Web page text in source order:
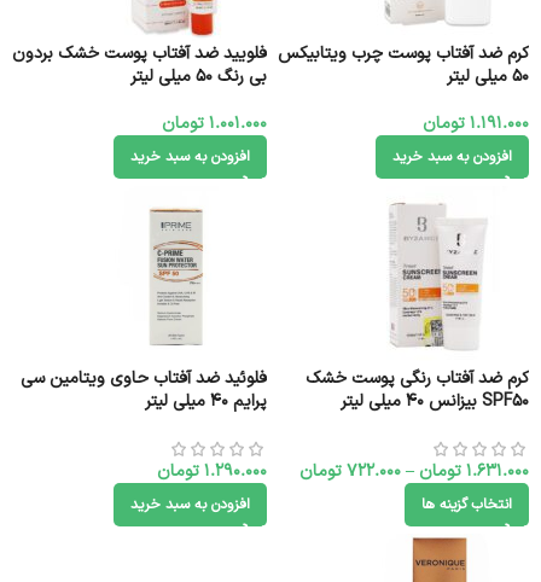
کرم ضد آفتاب پوست چرب ویتابیکس
50 میلی لیتر
1.191.000تومان
افزودن به سبد خرید
فلویید ضد آفتاب پوست خشک بردون
بی رنگ 50 میلی لیتر
1.001.000تومان
افزودن به سبد خرید
کرم ضد آفتاب رنگی پوست خشک
SPF۵۰ بیزانس ۴۰ میلی لیتر
1.631.000تومان –
722.000تومان
انتخاب گزینه ها
فلوئید ضد آفتاب حاوی ویتامین سی
پرایم 40 میلی لیتر
1.290.000تومان
افزودن به سبد خرید